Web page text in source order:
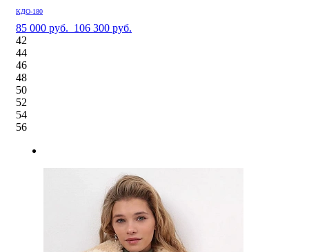
КДО-180
85 000 руб. 106 300 руб.
42
44
46
48
50
52
54
56